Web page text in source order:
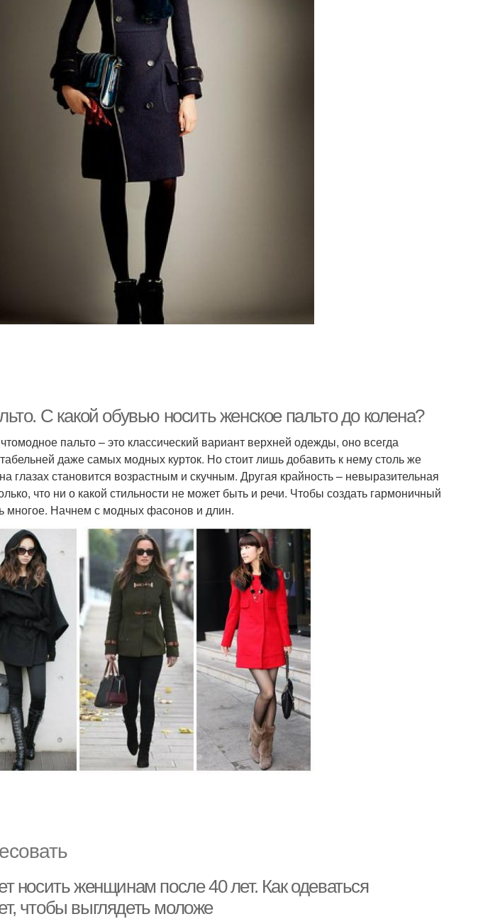
С какой обувью носить женское пальто до колена?
пальто – это классический вариант верхней одежды, оно всегда
даже самых модных курток. Но стоит лишь добавить к нему столь же
глазах становится возрастным и скучным. Другая крайность – невыразительная
что ни о какой стильности не может быть и речи. Чтобы создать гармоничный
многое. Начнем с модных фасонов и длин.
носить женщинам после 40 лет. Как одеваться
чтобы выглядеть моложе